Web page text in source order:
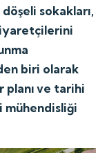
sokakları,
biri olarak
planı ve tarihi
mühendisliği